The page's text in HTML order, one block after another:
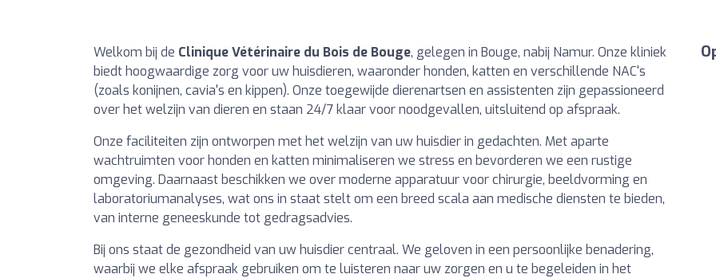
Welkom bij de Clinique Vétérinaire du Bois de Bouge, gelegen in Bouge, nabij Namur. Onze kliniek
biedt hoogwaardige zorg voor uw huisdieren, waaronder honden, katten en verschillende NAC's
(zoals konijnen, cavia's en kippen). Onze toegewijde dierenartsen en assistenten zijn gepassioneerd
over het welzijn van dieren en staan 24/7 klaar voor noodgevallen, uitsluitend op afspraak.
Onze faciliteiten zijn ontworpen met het welzijn van uw huisdier in gedachten. Met aparte
wachtruimten voor honden en katten minimaliseren we stress en bevorderen we een rustige
omgeving. Daarnaast beschikken we over moderne apparatuur voor chirurgie, beeldvorming en
laboratoriumanalyses, wat ons in staat stelt om een breed scala aan medische diensten te bieden,
van interne geneeskunde tot gedragsadvies.
Bij ons staat de gezondheid van uw huisdier centraal. We geloven in een persoonlijke benadering,
waarbij we elke afspraak gebruiken om te luisteren naar uw zorgen en u te begeleiden in het